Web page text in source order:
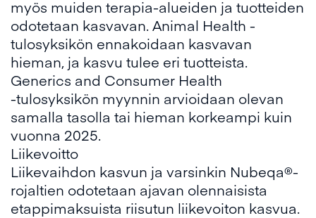
myös muiden terapia-alueiden ja tuotteiden
odotetaan kasvavan. Animal Health -
tulosyksikön ennakoidaan kasvavan
hieman, ja kasvu tulee eri tuotteista.
Generics and Consumer Health
-tulosyksikön myynnin arvioidaan olevan
samalla tasolla tai hieman korkeampi kuin
vuonna 2025.
Liikevoitto
Liikevaihdon kasvun ja varsinkin Nubeqa®-
rojaltien odotetaan ajavan olennaisista
etappimaksuista riisutun liikevoiton kasvua.